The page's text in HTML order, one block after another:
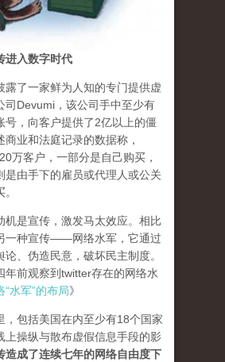
进入数字时代
露了一家鲜为人知的专门提供虚
司Devumi，该公司手中至少有
号，向客户提供了2亿以上的僵
商业和法庭记录的数据称，
万客户，一部分是自己购买，
是由手下的雇员或代理人或公关
机是宣传，激发马太效应。相比
一种宣传——网络水军，它通过
、伪造民意，破坏民主制度。
年前观察到twitter存在的网络水
“水军”的布局》
，包括美国在内至少有18个国家
上操纵与散布虚假信息手段的影
造成了连续七年的网络自由度下